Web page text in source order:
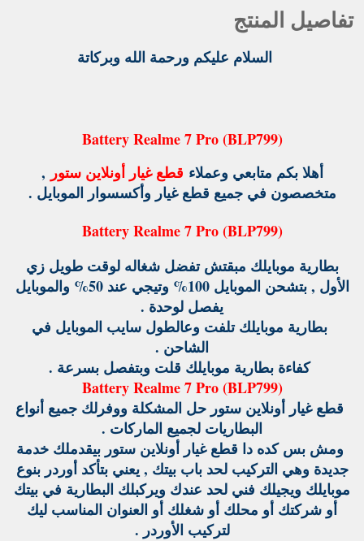
تفاصيل المنتج
السلام عليكم ورحمة الله وبركاتة
Battery Realme 7 Pro (BLP799)
أهلا بكم متابعي وعملاء قطع غيار أونلاين ستور ,
متخصصون في جميع قطع غيار وأكسسوار الموبايل .
Battery Realme 7 Pro (BLP799)
بطارية موبايلك مبقتش تفضل شغاله لوقت طويل زي
الأول , بتشحن الموبايل 100% وتيجي عند 50% والموبايل
يفصل لوحدة .
بطارية موبايلك تلفت وعالطول سايب الموبايل في
الشاحن .
كفاءة بطارية موبايلك قلت وبتفصل بسرعة .
Battery Realme 7 Pro (BLP799)
قطع غيار أونلاين ستور حل المشكلة ووفرلك جميع أنواع
البطاريات لجميع الماركات .
ومش بس كده دا قطع غيار أونلاين ستور بيقدملك خدمة
جديدة وهي التركيب لحد باب بيتك , يعني بتأكد أوردر بنوع
موبايلك ويجيلك فني لحد عندك ويركبلك البطارية في بيتك
أو شركتك أو محلك أو شغلك أو العنوان المناسب ليك
لتركيب الأوردر .